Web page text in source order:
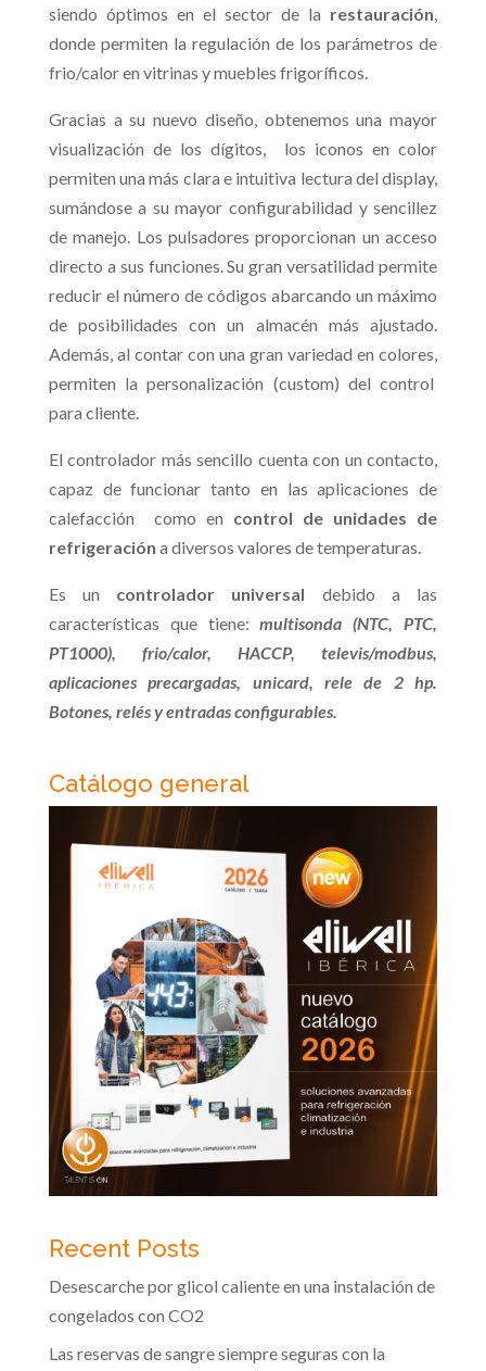
siendo óptimos en el sector de la restauración,
donde permiten la regulación de los parámetros de
frio/calor en vitrinas y muebles frigoríficos.
Gracias a su nuevo diseño, obtenemos una mayor
visualización de los dígitos, los iconos en color
permiten una más clara e intuitiva lectura del display,
sumándose a su mayor configurabilidad y sencillez
de manejo. Los pulsadores proporcionan un acceso
directo a sus funciones. Su gran versatilidad permite
reducir el número de códigos abarcando un máximo
de posibilidades con un almacén más ajustado.
Además, al contar con una gran variedad en colores,
permiten la personalización (custom) del control
para cliente.
El controlador más sencillo cuenta con un contacto,
capaz de funcionar tanto en las aplicaciones de
calefacción como en control de unidades de
refrigeración a diversos valores de temperaturas.
Es un controlador universal debido a las
características que tiene:multisonda (NTC, PTC,
PT1000), frio/calor, HACCP, televis/modbus,
aplicaciones precargadas, unicard, rele de 2 hp.
Botones, relés y entradas configurables.
Catálogo general
Recent Posts
Desescarche por glicol caliente en una instalación de
congelados con CO2
Las reservas de sangre siempre seguras con la